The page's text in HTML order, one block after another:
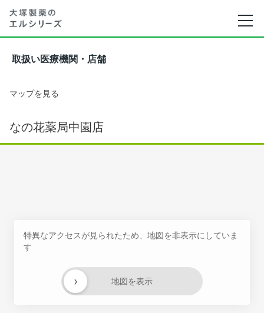
取扱い医療機関・店舗
マップを見る
なの花薬局中園店
特異なアクセスが見られたため、地図を非表示にしていま
す
地図を表示
›